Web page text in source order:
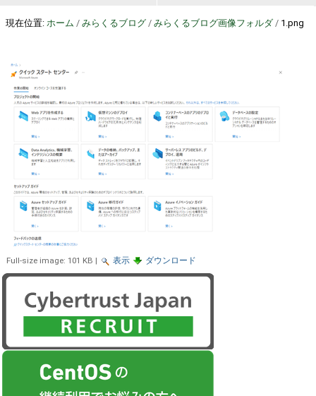
現在位置: ホーム / みらくるブログ / みらくるブログ画像フォルダ / 1.png
Full-size image: 101 KB | 表示 ダウンロード